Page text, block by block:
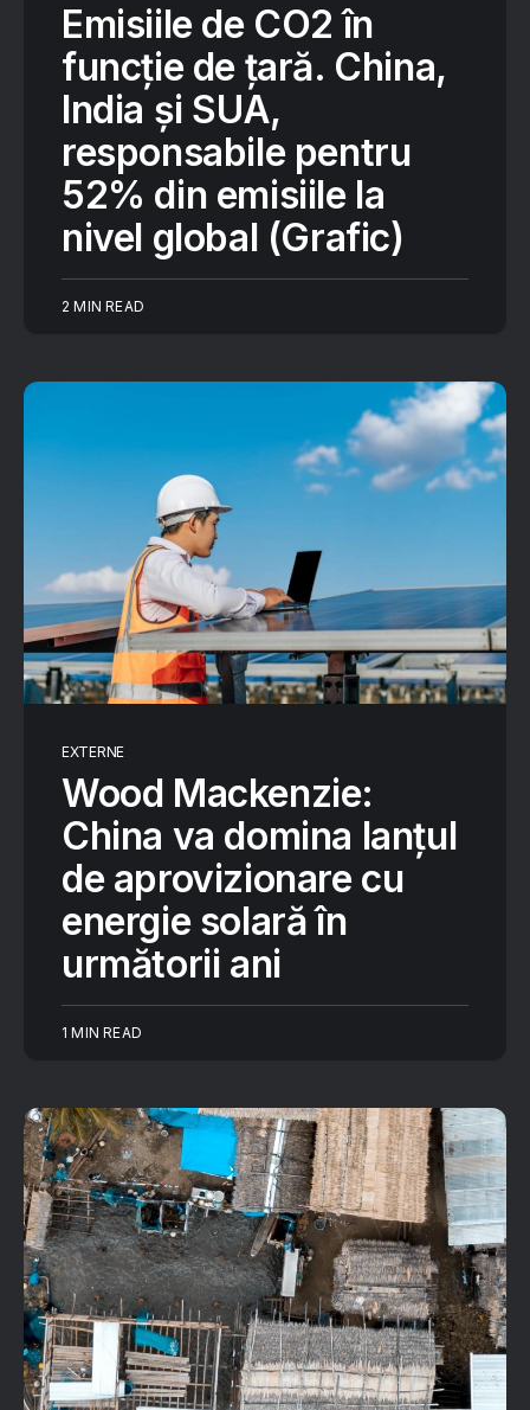
Emisiile de CO2 în
funcție de țară. China,
India și SUA,
responsabile pentru
52% din emisiile la
nivel global (Grafic)
2 MIN READ
EXTERNE
Wood Mackenzie:
China va domina lanțul
de aprovizionare cu
energie solară în
următorii ani
1 MIN READ